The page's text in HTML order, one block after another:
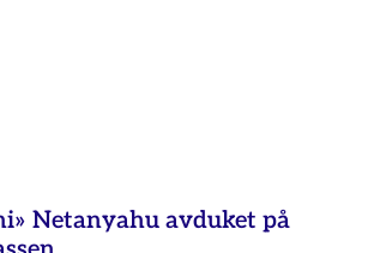
Netanyahu avduket på